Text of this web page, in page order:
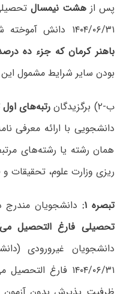
پس از هشت نیمسال
۱۴۰۴/۰۶/۳۱ دانش آموخته شوند.
باهنر کرمان که جزء ده
بودن سایر شرایط مشمول
ب-۲) برگزیدگان
رتبه‌های اول
دانشجویی با ارائه معرفی
همان رشته یا رشته‌های
ریزی وزارت علوم، تحقیقات و
تبصره ۱: دانشجویان مندرج در
تحصیلی فارغ التحصیل
۱۴۰۴/۰۶/۳۱ فارغ التحصیل می‌شوند) باشند